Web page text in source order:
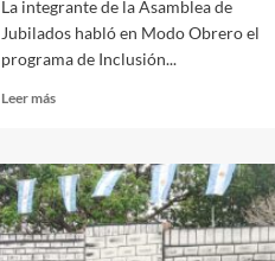
La integrante de la Asamblea de
Jubilados habló en Modo Obrero el
programa de Inclusión...
Leer másRead
María
Gómez:
“Los
jubilados
debemos